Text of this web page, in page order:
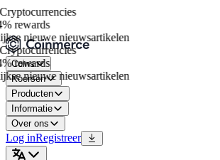
rewards
nieuwe nieuwsartikelen
rewards
nieuwe nieuwsartikelen
Coins
Koersen
Producten
Informatie
Over ons
Log inRegistreer